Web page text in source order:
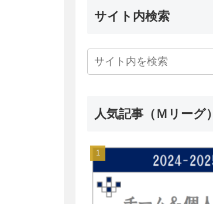
サイト内検索
人気記事（Ｍリーグ）